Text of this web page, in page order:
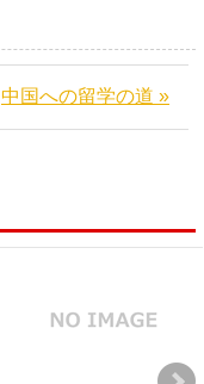
中国への留学の道 »